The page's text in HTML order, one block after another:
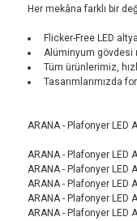
Her mekâna farklı bir
Flicker-Free LED
Alüminyum gövdesi
Tüm ürünlerimiz,
Tasarımlarımızda
ARANA - Plafonyer LED
ARANA - Plafonyer LED
ARANA - Plafonyer LED
ARANA - Plafonyer LED
ARANA - Plafonyer LED
ARANA - Plafonyer LED